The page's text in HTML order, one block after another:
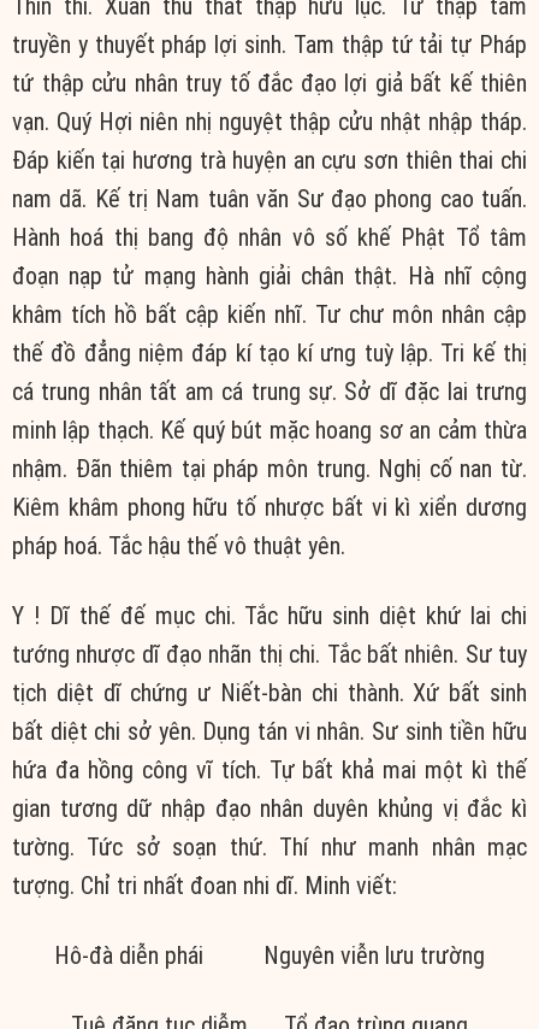
Thìn thì. Xuân thu thất thập hữu lục. Tứ thập tam
truyền y thuyết pháp lợi sinh. Tam thập tứ tải tự Pháp
tứ thập cửu nhân truy tố đắc đạo lợi giả bất kế thiên
vạn. Quý Hợi niên nhị nguyệt thập cửu nhật nhập tháp.
Đáp kiến tại hương trà huyện an cựu sơn thiên thai chi
nam dã. Kế trị Nam tuân văn Sư đạo phong cao tuấn.
Hành hoá thị bang độ nhân vô số khế Phật Tổ tâm
đoạn nạp tử mạng hành giải chân thật. Hà nhĩ cộng
khâm tích hồ bất cập kiến nhĩ. Tư chư môn nhân cập
thế đồ đẳng niệm đáp kí tạo kí ưng tuỳ lập. Tri kế thị
cá trung nhân tất am cá trung sự. Sở dĩ đặc lai trưng
minh lập thạch. Kế quý bút mặc hoang sơ an cảm thừa
nhậm. Đãn thiêm tại pháp môn trung. Nghị cố nan từ.
Kiêm khâm phong hữu tố nhược bất vi kì xiển dương
pháp hoá. Tắc hậu thế vô thuật yên.
Y ! Dĩ thế đế mục chi. Tắc hữu sinh diệt khứ lai chi
tướng nhược dĩ đạo nhãn thị chi. Tắc bất nhiên. Sư tuy
tịch diệt dĩ chứng ư Niết-bàn chi thành. Xứ bất sinh
bất diệt chi sở yên. Dụng tán vi nhân. Sư sinh tiền hữu
hứa đa hồng công vĩ tích. Tự bất khả mai một kì thế
gian tương dữ nhập đạo nhân duyên khủng vị đắc kì
tường. Tức sở soạn thứ. Thí như manh nhân mạc
tượng. Chỉ tri nhất đoan nhi dĩ. Minh viết:
Hô-đà diễn phái Nguyên viễn lưu trường